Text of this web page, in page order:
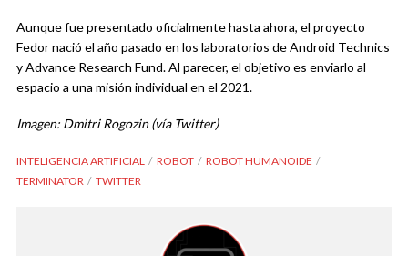
Aunque fue presentado oficialmente hasta ahora, el proyecto
Fedor nació el año pasado en los laboratorios de Android Technics
y Advance Research Fund. Al parecer, el objetivo es enviarlo al
espacio a una misión individual en el 2021.
Imagen: Dmitri Rogozin (vía Twitter)
INTELIGENCIA ARTIFICIAL ROBOT
ROBOT HUMANOIDE
TERMINATOR
TWITTER